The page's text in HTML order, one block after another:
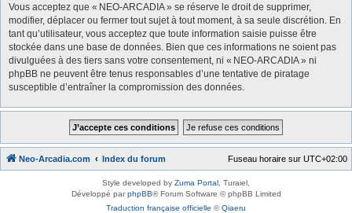
Vous acceptez que « NEO-ARCADIA » se réserve le droit de supprimer,
modifier, déplacer ou fermer tout sujet à tout moment, à sa seule discrétion. En
tant qu’utilisateur, vous acceptez que toute information saisie puisse être
stockée dans une base de données. Bien que ces informations ne soient pas
divulguées à des tiers sans votre consentement, ni « NEO-ARCADIA » ni
phpBB ne peuvent être tenus responsables d’une tentative de piratage
susceptible d’entraîner la compromission des données.
Neo-Arcadia.com Index du forum Fuseau horaire sur UTC+02:00
Style developed by Zuma Portal , Turaiel,
Développé parphpBB® Forum Software © phpBB Limited
Traduction française officielle ©Qiaeru